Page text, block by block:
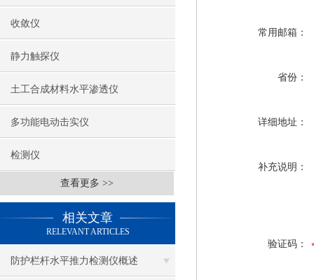
收敛仪
静力触探仪
土工合成材料水平渗透仪
多功能电动击实仪
检测仪
查看更多 >>
相关文章
RELEVANT ARTICLES
防护栏杆水平推力检测仪概述
常用邮箱：
省份：
详细地址：
补充说明：
验证码：